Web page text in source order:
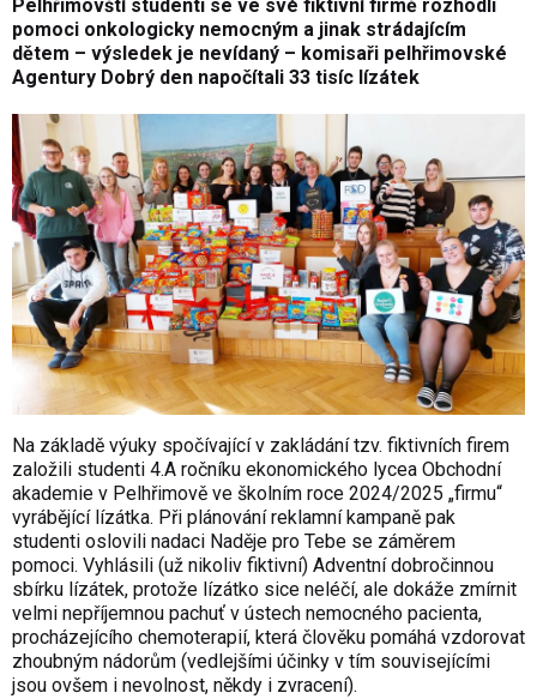
Pelhřimovští studenti se ve své fiktivní firmě rozhodli
pomoci onkologicky nemocným a jinak strádajícím
dětem – výsledek je nevídaný – komisaři pelhřimovské
Agentury Dobrý den napočítali 33 tisíc lízátek
Na základě výuky spočívající v zakládání tzv. fiktivních firem
založili studenti 4.A ročníku ekonomického lycea Obchodní
akademie v Pelhřimově ve školním roce 2024/2025 „firmu“
vyrábějící lízátka. Při plánování reklamní kampaně pak
studenti oslovili nadaci Naděje pro Tebe se záměrem
pomoci. Vyhlásili (už nikoliv fiktivní) Adventní dobročinnou
sbírku lízátek, protože lízátko sice neléčí, ale dokáže zmírnit
velmi nepříjemnou pachuť v ústech nemocného pacienta,
procházejícího chemoterapií, která člověku pomáhá vzdorovat
zhoubným nádorům (vedlejšími účinky v tím souvisejícími
jsou ovšem i nevolnost, někdy i zvracení).